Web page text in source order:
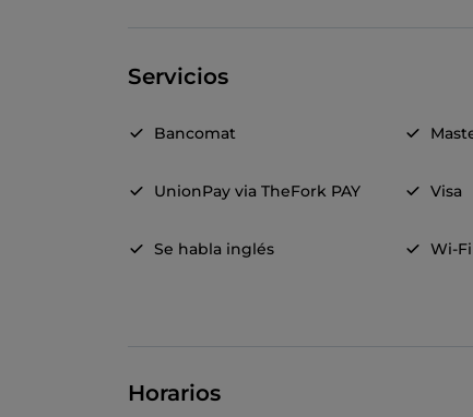
Servicios
Bancomat
UnionPay via TheFork PAY Visa
Se habla inglés Wi-Fi
Horarios